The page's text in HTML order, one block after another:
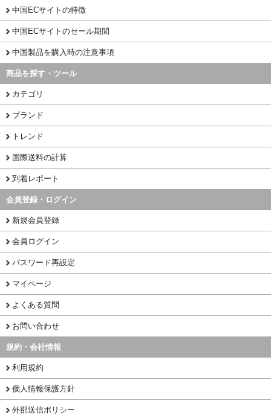
中国ECサイトの特徴
中国ECサイトのセール期間
中国製品を購入時の注意事項
商品を探す・ツール
カテゴリ
ブランド
トレンド
国際送料の計算
到着レポート
会員登録・ログイン
新規会員登録
会員ログイン
パスワード再設定
マイページ
よくある質問
お問い合わせ
規約・会社情報
利用規約
個人情報保護方針
外部送信ポリシー